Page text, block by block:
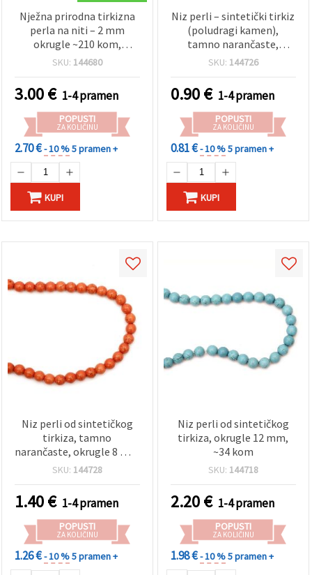
Nježna prirodna tirkizna
perla na niti – 2 mm
okrugle ~210 kom,
idealno za izradu finog i
SKU: 144680
3.00€ 1-4 pramen
POPUSTI
ZA KOLIČINU
2.70 €- 10 %5 pramen +
KUPI
Niz perli – sintetički tirkiz
(poludragi kamen),
tamno narančaste,
okrugle, 4 mm, ~100
SKU: 144726
0.90€ 1-4 pramen
POPUSTI
ZA KOLIČINU
0.81 €- 10 %5 pramen +
KUPI
Niz perli od sintetičkog
tirkiza, tamno
narančaste, okrugle 8 mm
~ 50 komada
SKU: 144728
1.40€ 1-4 pramen
POPUSTI
ZA KOLIČINU
1.26 €- 10 %5 pramen +
Niz perli od sintetičkog
tirkiza, okrugle 12 mm,
~34 kom
SKU: 144718
2.20€ 1-4 pramen
POPUSTI
ZA KOLIČINU
1.98 €- 10 %5 pramen +